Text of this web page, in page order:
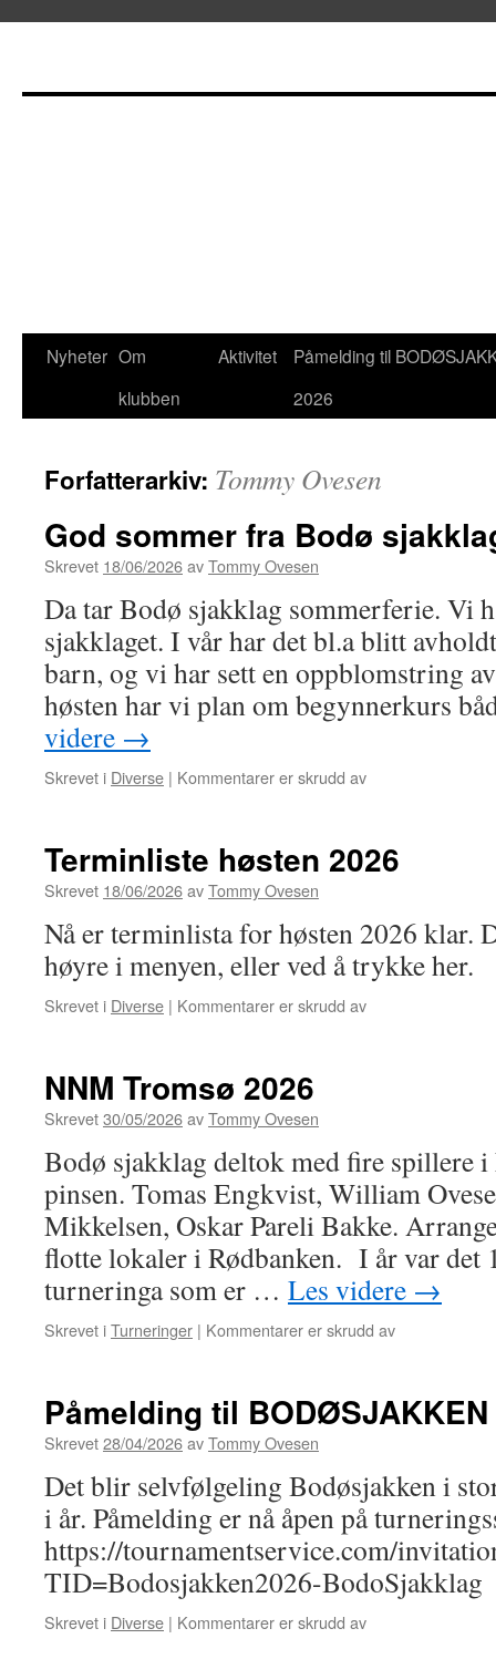
Hopp
Nyheter Om
klubben
Aktivitet
Påmelding til
2026
Forfatterarkiv: Tommy Ovesen
God sommer fra Bodø
Skrevet 18/06/2026avTommy Ovesen
Da tar Bodø sjakklag sommerferie. Vi
sjakklaget. I vår har det bl.a blitt
barn, og vi har sett en oppblomstring
høsten har vi plan om begynnerkurs
videre →
Skrevet i Diverse | Kommentarer er skrudd avfor
Bodø
Terminliste høsten 2026
Skrevet 18/06/2026avTommy Ovesen
Nå er terminlista for høsten 2026 klar.
høyre i menyen, eller ved å trykke her.
Skrevet i Diverse | Kommentarer er skrudd avfor
NNM Tromsø 2026
Skrevet30/05/2026avTommy Ovesen
Bodø sjakklag deltok med fire spillere
pinsen. Tomas Engkvist, William
Mikkelsen, Oskar Pareli Bakke.
flotte lokaler i Rødbanken. I år var det
turneringa som er … Les videre →
Skrevet iTurneringer | Kommentarer er skrudd avfor
Påmelding til BODØSJAKKEN
Skrevet28/04/2026avTommy Ovesen
Det blir selvfølgeling Bodøsjakken i
i år. Påmelding er nå åpen på
https://tournamentservice.com/
TID=Bodosjakken2026-BodoSjakklag
Skrevet i Diverse | Kommentarer er skrudd avfor